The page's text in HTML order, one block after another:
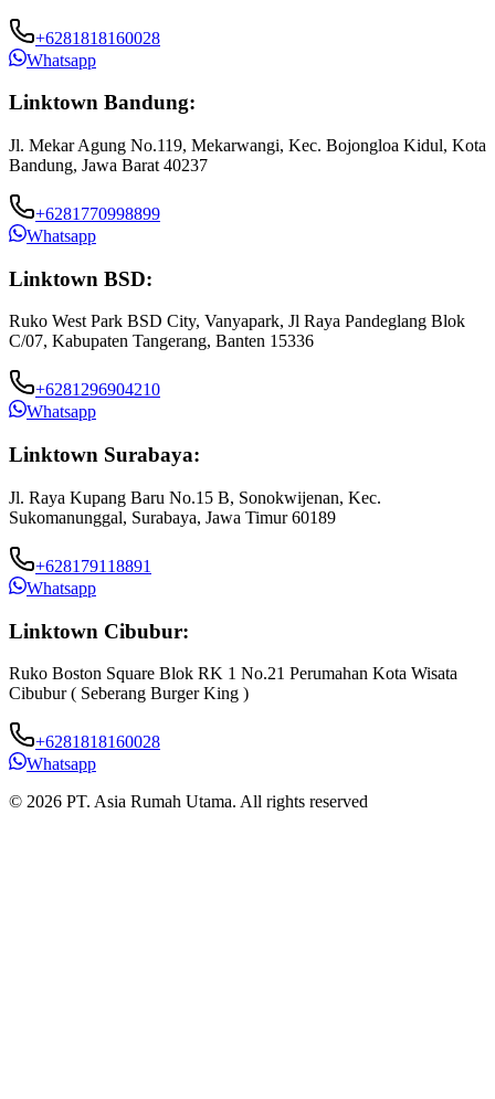
+6281818160028
Whatsapp
Linktown Bandung:
Jl. Mekar Agung No.119, Mekarwangi, Kec. Bojongloa Kidul, Kota
Bandung, Jawa Barat 40237
+6281770998899
Whatsapp
Linktown BSD:
Ruko West Park BSD City, Vanyapark, Jl Raya Pandeglang Blok
C/07, Kabupaten Tangerang, Banten 15336
+6281296904210
Whatsapp
Linktown Surabaya:
Jl. Raya Kupang Baru No.15 B, Sonokwijenan, Kec.
Sukomanunggal, Surabaya, Jawa Timur 60189
+628179118891
Whatsapp
Linktown Cibubur:
Ruko Boston Square Blok RK 1 No.21 Perumahan Kota Wisata
Cibubur ( Seberang Burger King )
+6281818160028
Whatsapp
© 2026 PT. Asia Rumah Utama. All rights reserved